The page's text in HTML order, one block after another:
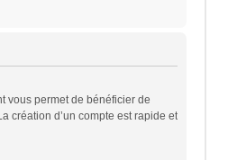
vous permet de bénéficier de
création d’un compte est rapide et